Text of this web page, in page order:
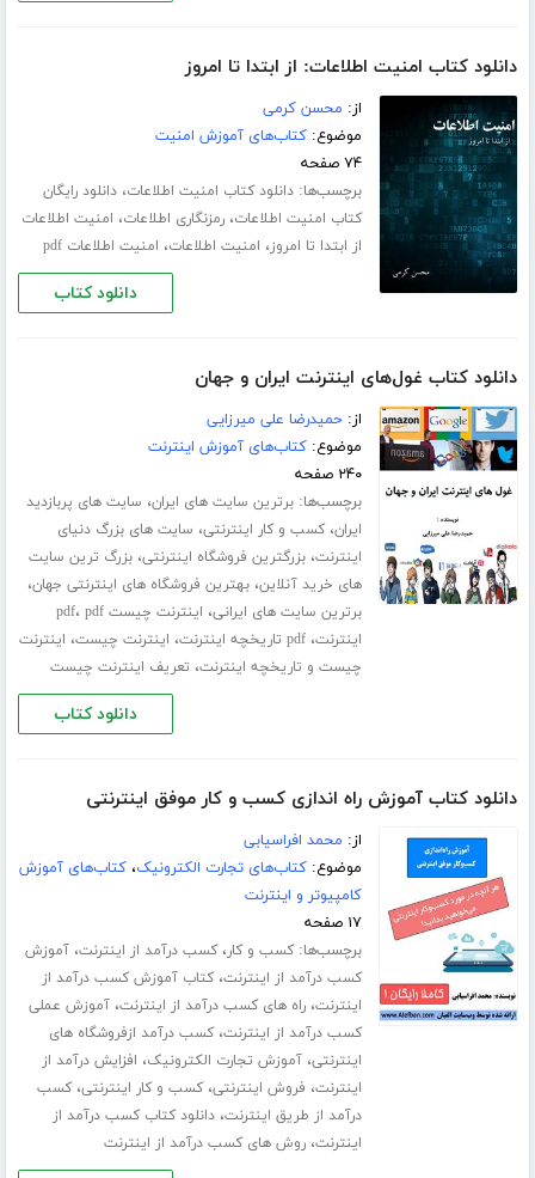
دانلود کتاب امنیت اطلاعات: از ابتدا تا امروز
از: محسن کرمی
موضوع:کتاب‌های آموزش امنیت
۷۴ صفحه
برچسب‌ها:دانلود کتاب امنیت اطلاعات،دانلود رایگان
کتاب امنیت اطلاعات،رمزنگاری اطلاعات، امنیت اطلاعات
از ابتدا تا امروز، امنیت اطلاعات، امنیت اطلاعات pdf
دانلود کتاب
دانلود کتاب غول‌های اینترنت ایران و جهان
از:حمیدرضا علی میرزایی
موضوع:کتاب‌های آموزش اینترنت
۲۴۰ صفحه
برچسب‌ها:برترین سایت های ایران، سایت های پربازدید
ایران،کسب و کار اینترنتی، سایت های بزرگ دنیای
اینترنت،بزرگترین فروشگاه اینترنتی،بزرگ ترین سایت
های خرید آنلاین،بهترین فروشگاه های اینترنتی جهان،
برترین سایت های ایرانی، اینترنت چیست pdf ، pdf
اینترنت،pdf تاریخچه اینترنت ، اینترنت چیست، اینترنت
چیست و تاریخچه اینترنت، تعریف اینترنت چیست
دانلود کتاب
دانلود کتاب آموزش راه اندازی کسب و کار موفق اینترنتی
از: محمد افراسیابی
موضوع:کتاب‌های تجارت الکترونیک،کتاب‌های آموزش
کامپیوتر و اینترنت
۱۷ صفحه
برچسب‌ها:کسب و کار،کسب درآمد از اینترنت،آموزش
کسب درآمد از اینترنت،کتاب آموزش کسب درآمد از
اینترنت،راه های کسب درآمد از اینترنت،آموزش عملی
کسب درآمد از اینترنت،کسب درآمد ازفروشگاه های
اینترنتی،آموزش تجارت الکترونیک، افزایش درآمد از
اینترنت، فروش اینترنتی،کسب و کار اینترنتی،کسب
درآمد از طریق اینترنت،دانلود کتاب کسب درآمد از
اینترنت،روش های کسب درآمد از اینترنت